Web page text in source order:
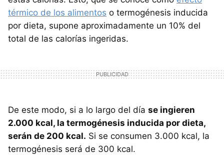
térmico de los alimentos o termogénesis inducida
por dieta, supone aproximadamente un 10% del
total de las calorías ingeridas.
De este modo, si a lo largo del día se ingieren
2.000 kcal, la termogénesis inducida por dieta,
serán de 200 kcal. Si se consumen 3.000 kcal, la
termogénesis será de 300 kcal.